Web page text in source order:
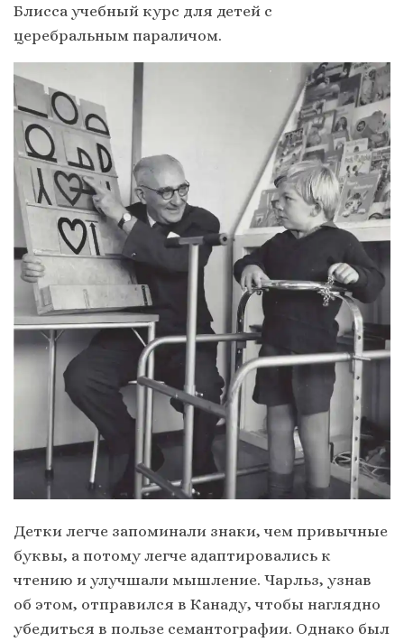
Блисса учебный курс для детей с
церебральным параличом.
Детки легче запоминали знаки, чем привычные
буквы, а потому легче адаптировались к
чтению и улучшали мышление. Чарльз, узнав
об этом, отправился в Канаду, чтобы наглядно
убедиться в пользе семантографии. Однако был